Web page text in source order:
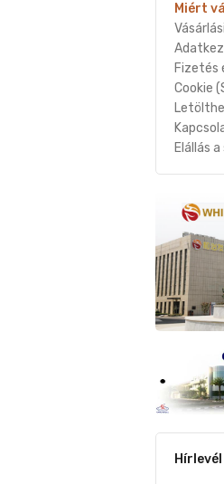
Miért
Fizetés
Cookie
Elállás
Hírlevél